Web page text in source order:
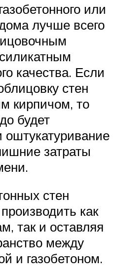
или
лучше всего
качества. Если
стен
кирпичом, то
будет
затраты
стен
как
так и оставляя
между
и газобетоном.